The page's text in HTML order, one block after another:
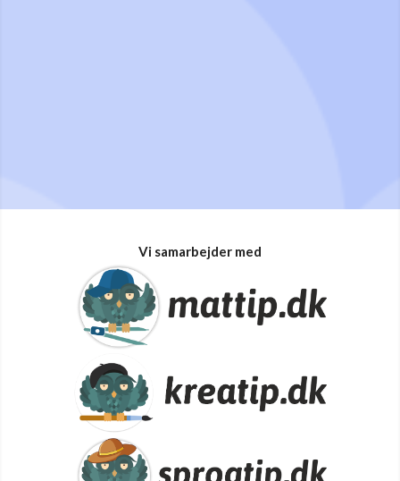
Vi samarbejder med